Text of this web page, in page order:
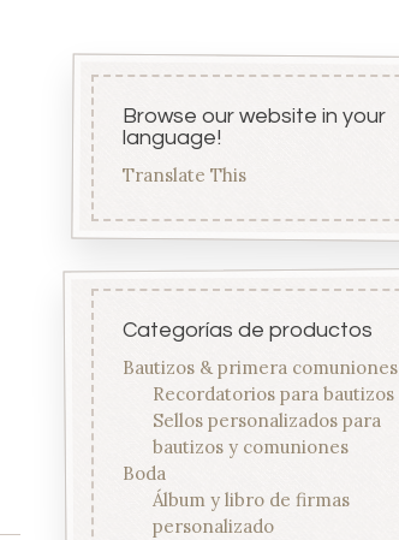
Browse our website in your
language!
Translate This
Categorías de productos
Bautizos & primera comuniones
Recordatorios para bautizos
Sellos personalizados para
bautizos y comuniones
Boda
Álbum y libro de firmas
personalizado